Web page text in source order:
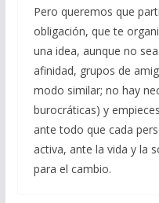
Pero queremos que
obligación, que te
una idea, aunque no
afinidad, grupos de
modo similar; no hay
burocráticas) y
ante todo que cada
activa, ante la vida y la
para el cambio.